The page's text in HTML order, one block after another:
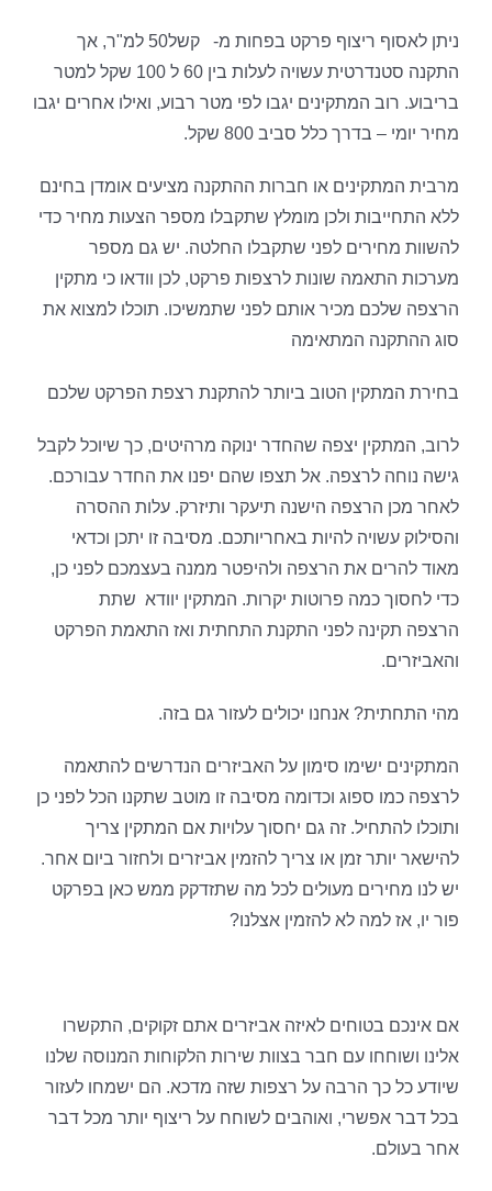
ניתן לאסוף ריצוף פרקט בפחות מ- קשל50 למ"ר, אך
התקנה סטנדרטית עשויה לעלות בין 60 ל 100 שקל למטר
בריבוע. רוב המתקינים יגבו לפי מטר רבוע, ואילו אחרים יגבו
מחיר יומי – בדרך כלל סביב 800 שקל.
מרבית המתקינים או חברות ההתקנה מציעים אומדן בחינם
ללא התחייבות ולכן מומלץ שתקבלו מספר הצעות מחיר כדי
להשוות מחירים לפני שתקבלו החלטה. יש גם מספר
מערכות התאמה שונות לרצפות פרקט, לכן וודאו כי מתקין
הרצפה שלכם מכיר אותם לפני שתמשיכו. תוכלו למצוא את
סוג ההתקנה המתאימה
בחירת המתקין הטוב ביותר להתקנת רצפת הפרקט שלכם
לרוב, המתקין יצפה שהחדר ינוקה מרהיטים, כך שיוכל לקבל
גישה נוחה לרצפה. אל תצפו שהם יפנו את החדר עבורכם.
לאחר מכן הרצפה הישנה תיעקר ותיזרק. עלות ההסרה
והסילוק עשויה להיות באחריותכם. מסיבה זו יתכן וכדאי
מאוד להרים את הרצפה ולהיפטר ממנה בעצמכם לפני כן,
כדי לחסוך כמה פרוטות יקרות. המתקין יוודא שתת
הרצפה תקינה לפני התקנת התחתית ואז התאמת הפרקט
והאביזרים.
מהי התחתית? אנחנו יכולים לעזור גם בזה.
המתקינים ישימו סימון על האביזרים הנדרשים להתאמה
לרצפה כמו ספוג וכדומה מסיבה זו מוטב שתקנו הכל לפני כן
ותוכלו להתחיל. זה גם יחסוך עלויות אם המתקין צריך
להישאר יותר זמן או צריך להזמין אביזרים ולחזור ביום אחר.
יש לנו מחירים מעולים לכל מה שתזדקק ממש כאן בפרקט
פור יו, אז למה לא להזמין אצלנו?
אם אינכם בטוחים לאיזה אביזרים אתם זקוקים, התקשרו
אלינו ושוחחו עם חבר בצוות שירות הלקוחות המנוסה שלנו
שיודע כל כך הרבה על רצפות שזה מדכא. הם ישמחו לעזור
בכל דבר אפשרי, ואוהבים לשוחח על ריצוף יותר מכל דבר
אחר בעולם.